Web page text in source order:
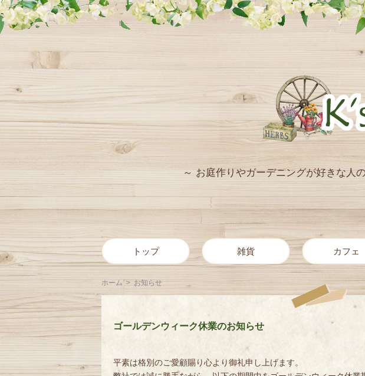
～ お庭作りやガーデニングが好きな人
トップ 雑貨 カフェ
ホーム > お知らせ
ゴールデンウィーク休業のお知らせ
平素は格別のご愛顧賜り心より御礼申し上げます。